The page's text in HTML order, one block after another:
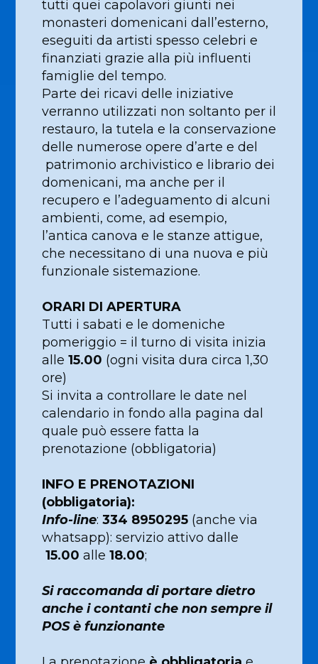
tutti quei capolavori giunti nei
monasteri domenicani dall’esterno,
eseguiti da artisti spesso celebri e
finanziati grazie alla più influenti
famiglie del tempo.
Parte dei ricavi delle iniziative
verranno utilizzati non soltanto per il
restauro, la tutela e la conservazione
delle numerose opere d’arte e del
patrimonio archivistico e librario dei
domenicani, ma anche per il
recupero e l’adeguamento di alcuni
ambienti, come, ad esempio,
l’antica canova e le stanze attigue,
che necessitano di una nuova e più
funzionale sistemazione.
ORARI DI APERTURA
Tutti i sabati e le domeniche
pomeriggio = il turno di visita inizia
alle 15.00 (ogni visita dura circa 1,30
ore)
Si invita a controllare le date nel
calendario in fondo alla pagina dal
quale può essere fatta la
prenotazione (obbligatoria)
INFO E PRENOTAZIONI
(obbligatoria):
Info-line: 334 8950295(anche via
whatsapp): servizio attivo dalle
15.00 alle 18.00;
Si raccomanda di portare dietro
anche i contanti che non sempre il
POS è funzionante